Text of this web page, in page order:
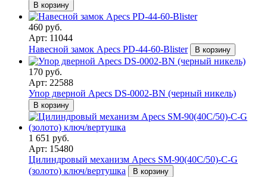
В корзину
460 руб.
Арт: 11044
Навесной замок Apecs PD-44-60-Blister
В корзину
170 руб.
Арт: 22588
Упор дверной Apecs DS-0002-BN (черный никель)
В корзину
1 651 руб.
Арт: 15480
Цилиндровый механизм Apecs SM-90(40C/50)-C-G
(золото) ключ/вертушка
В корзину